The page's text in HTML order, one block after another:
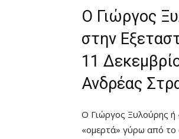
Ο Γιώργος
στην
11
Ανδρέας
Ο Γιώργος Ξυλούρης ή
«ομερτά» γύρω από το